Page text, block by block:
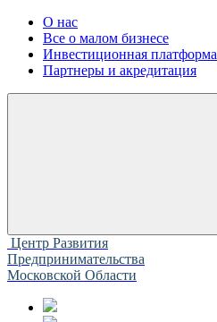
О нас
Все о малом бизнесе
Инвестиционная платформа
Партнеры и акредитация
Центр Развития
Предпринимательства
Московской Области